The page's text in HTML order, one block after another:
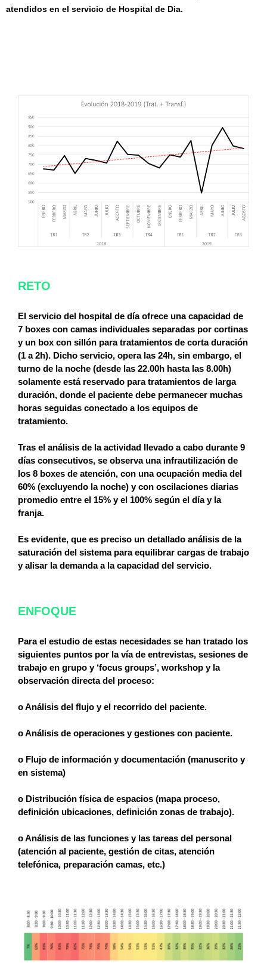
atendidos en el servicio de Hospital de Dia.
RETO
El servicio del hospital de día ofrece una capacidad de
7 boxes con camas individuales separadas por cortinas
y un box con sillón para tratamientos de corta duración
(1 a 2h). Dicho servicio, opera las 24h, sin embargo, el
turno de la noche (desde las 22.00h hasta las 8.00h)
solamente está reservado para tratamientos de larga
duración, donde el paciente debe permanecer muchas
horas seguidas conectado a los equipos de
tratamiento.
Tras el análisis de la actividad llevado a cabo durante 9
días consecutivos, se observa una infrautilización de
los 8 boxes de atención, con una ocupación media del
60% (excluyendo la noche) y con oscilaciones diarias
promedio entre el 15% y el 100% según el día y la
franja.
Es evidente, que es preciso un detallado análisis de la
saturación del sistema para equilibrar cargas de trabajo
y alisar la demanda a la capacidad del servicio.
ENFOQUE
Para el estudio de estas necesidades se han tratado los
siguientes puntos por la vía de entrevistas, sesiones de
trabajo en grupo y ‘focus groups’, workshop y la
observación directa del proceso:
o Análisis del flujo y el recorrido del paciente.
o Análisis de operaciones y gestiones con paciente.
o Flujo de información y documentación (manuscrito y
en sistema)
o Distribución física de espacios (mapa proceso,
definición ubicaciones, definición zonas de trabajo).
o Análisis de las funciones y las tareas del personal
(atención al paciente, gestión de citas, atención
telefónica, preparación camas, etc.)